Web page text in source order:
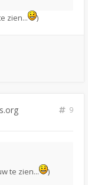
zien... )
9
te zien...
)